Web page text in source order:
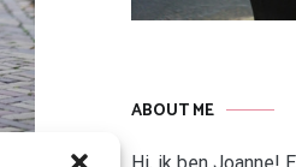
ABOUT ME
Hi, ik ben Joanne!